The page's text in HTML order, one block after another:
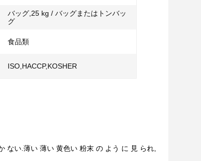
バッグ,25 kg / バッグまたはトンバッ
グ
食品類
ISO,HACCP,KOSHER
ない.薄い 薄い 黄色い 粉末 の よう に 見 られ,